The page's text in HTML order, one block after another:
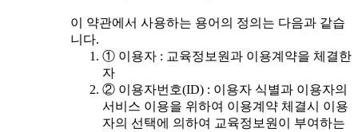
이 약관에서 사용하는 용어의 정의는 다음과 같습
니다.
① 이용자 : 교육정보원과 이용계약을 체결한
자
② 이용자번호(ID) : 이용자 식별과 이용자의
서비스 이용을 위하여 이용계약 체결시 이용
자의 선택에 의하여 교육정보원이 부여하는